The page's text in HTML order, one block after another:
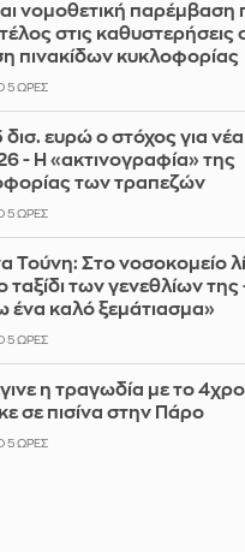
νομοθετική παρέμβαση
τέλος στις καθυστερήσεις
πινακίδων κυκλοφορίας
5 ΏΡΕΣ
δισ. ευρώ ο στόχος για
- Η «ακτινογραφία» της
των τραπεζών
5 ΏΡΕΣ
Τούνη: Στο νοσοκομείο
ταξίδι των γενεθλίων της
ένα καλό ξεμάτιασμα»
5 ΏΡΕΣ
η τραγωδία με το
σε πισίνα στην Πάρο
5 ΏΡΕΣ